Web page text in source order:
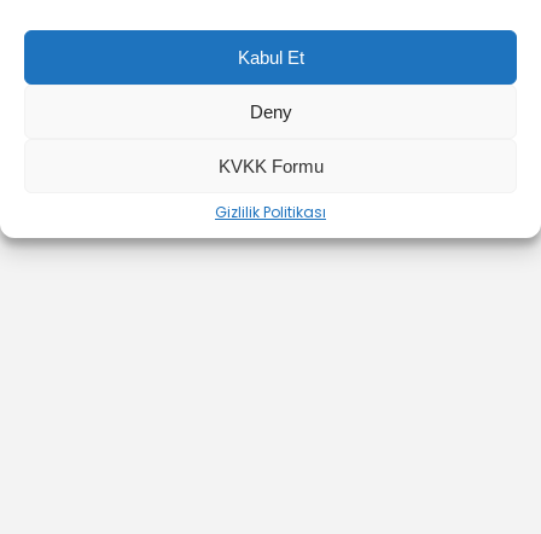
Kabul Et
Deny
KVKK Formu
Gizlilik Politikası